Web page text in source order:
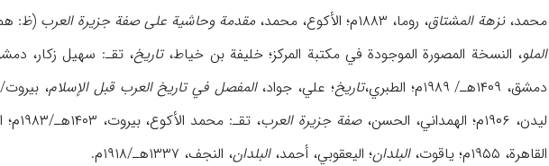
محمد،نزهة المشتاق، روما، ۱۸۸۳م؛ الأکوع، محمد، مقدمة وحاشیة علی صفة جزیرة العرب (ظ:
الملو، النسخة المصورة الموجودة في مکتبة المرکز؛ خلیفة بن خیاط،تاریخ، تقـ: سهیل زکار، دمشق، ۱۹۶۸م؛ الرازي،
دمشق، ۱۴۰۹هـ/ ۱۹۸۹م؛ الطبري،
تاریخ؛ علي، جواد،المفصل في تاریخ العرب قبل الإسلام، بیروت/ بغداد،
لیدن، ۱۹۰۶م؛ الهمداني، الحسن،
صفة جزیرة العرب، تقـ: محمد الأکوع، بیروت، ۱۴۰۳هـ/۱۹۸۳م؛ الهمداني، حسین،
القاهرة، ۱۹۵۵م؛ یاقوت،
البلدان؛ الیعقوبي، أحمد،البلدان، النجف، ۱۳۳۷هـ/۱۹۱۸م.